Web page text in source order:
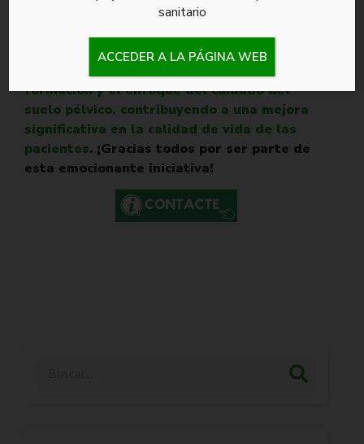
formación y el enfoque del cuidado del
suelo pélvico, contribuyendo a una mejora
significativa en la calidad de vida de las
pacientes. ¡Gracias todos por ser parte de
esta emocionante iniciativa!
sanitario
ACCEDER A LA PÁGINA WEB